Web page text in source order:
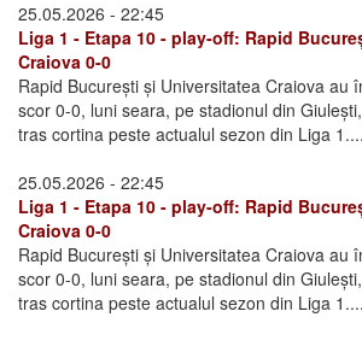
25.05.2026 - 22:45
Liga 1 - Etapa 10 - play-off: Rapid
Craiova 0-0
Rapid București și Universitatea Craiova au
scor 0-0, luni seara, pe stadionul din
tras cortina peste actualul sezon din Liga 1....
25.05.2026 - 22:45
Liga 1 - Etapa 10 - play-off: Rapid
Craiova 0-0
Rapid București și Universitatea Craiova au
scor 0-0, luni seara, pe stadionul din
tras cortina peste actualul sezon din Liga 1....